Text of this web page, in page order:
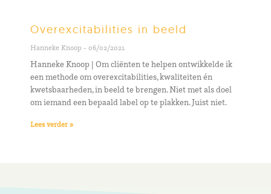
Overexcitabilities in beeld
Hanneke Knoop 06/02/2021
Hanneke Knoop | Om cliënten te helpen ontwikkelde ik
een methode om overexcitabilities, kwaliteiten én
kwetsbaarheden, in beeld te brengen. Niet met als doel
om iemand een bepaald label op te plakken. Juist niet.
Lees verder »